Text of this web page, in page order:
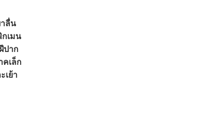
ลื่น
เมน
ปาก
คเล็ก
เย้า